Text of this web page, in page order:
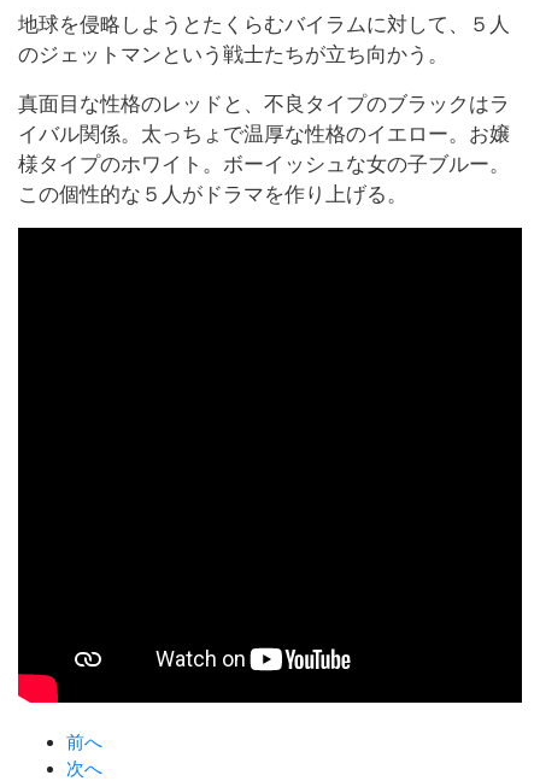
地球を侵略しようとたくらむバイラムに対して、５人
のジェットマンという戦士たちが立ち向かう。
真面目な性格のレッドと、不良タイプのブラックはラ
イバル関係。太っちょで温厚な性格のイエロー。お嬢
様タイプのホワイト。ボーイッシュな女の子ブルー。
この個性的な５人がドラマを作り上げる。
前へ
次へ